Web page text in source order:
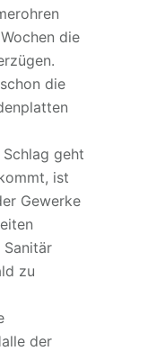
die
die
geht
ist
Gewerke
zu
der